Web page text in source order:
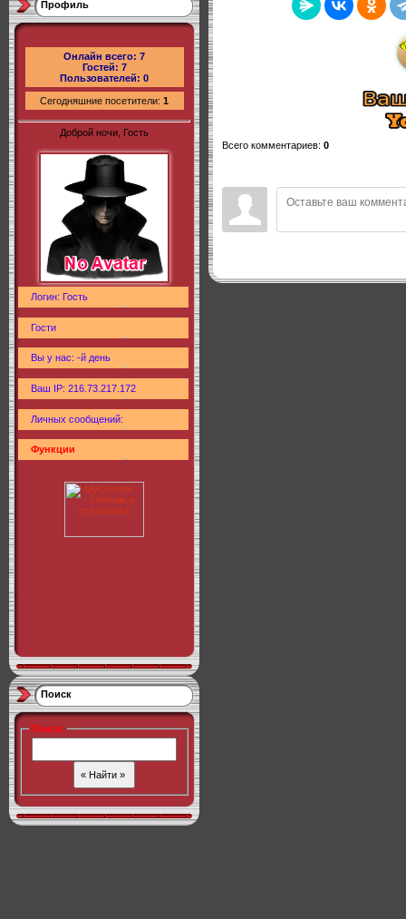
Профиль
Онлайн всего: 7
Гостей: 7
Пользователей: 0
Сегодняшние посетители: 1
Доброй ночи, Гость
Логин: Гость
Гости
Вы у нас: -й день
Ваш IP: 216.73.217.172
Личных сообщений:
Функции
Поиск
Поиск:
Всего комментариев: 0